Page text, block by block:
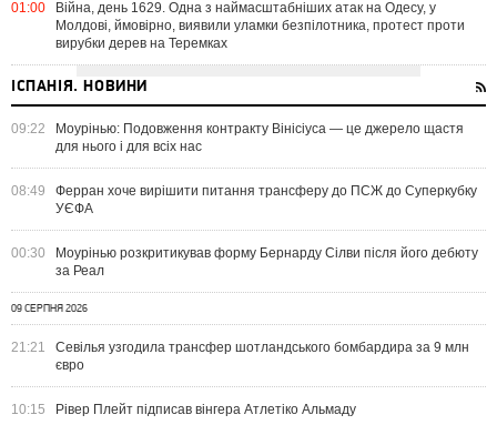
01:00
Війна, день 1629. Одна з наймасштабніших атак на Одесу, у
Молдові, ймовірно, виявили уламки безпілотника, протест проти
вирубки дерев на Теремках
ІСПАНІЯ. НОВИНИ
09:22
Моурінью: Подовження контракту Вінісіуса — це джерело щастя
для нього і для всіх нас
08:49
Ферран хоче вирішити питання трансферу до ПСЖ до Суперкубку
УЄФА
00:30
Моурінью розкритикував форму Бернарду Сілви після його дебюту
за Реал
09 СЕРПНЯ 2026
21:21
Севілья узгодила трансфер шотландського бомбардира за 9 млн
євро
10:15 Рівер Плейт підписав вінгера Атлетіко Альмаду